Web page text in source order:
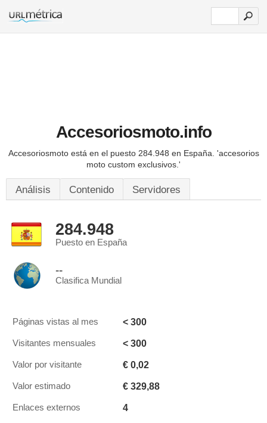
Accesoriosmoto.info
Accesoriosmoto está en el puesto 284.948 en España. 'accesorios
moto custom exclusivos.'
Análisis Contenido Servidores
284.948
Puesto en España
--
Clasifica Mundial
Páginas vistas al mes < 300
Visitantes mensuales < 300
Valor por visitante € 0,02
Valor estimado € 329,88
Enlaces externos 4